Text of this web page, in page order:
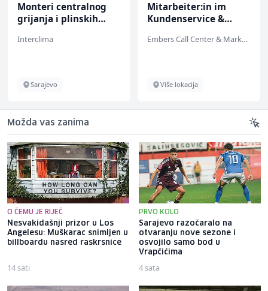
Monteri centralnog
grijanja i plinskih
Interclima
Sarajevo
Mitarbeiter:in im
Kundenservice &
Embers Call Center & Marketing
Više lokacija
Možda vas zanima
O ČEMU JE RIJEČ
Nesvakidašnji prizor u Los
Angelesu: Muškarac snimljen u
billboardu nasred raskrsnice
14 sati
PRVO KOLO
Sarajevo razočaralo na
otvaranju nove sezone i
osvojilo samo bod u
Vrapčićima
4 sata